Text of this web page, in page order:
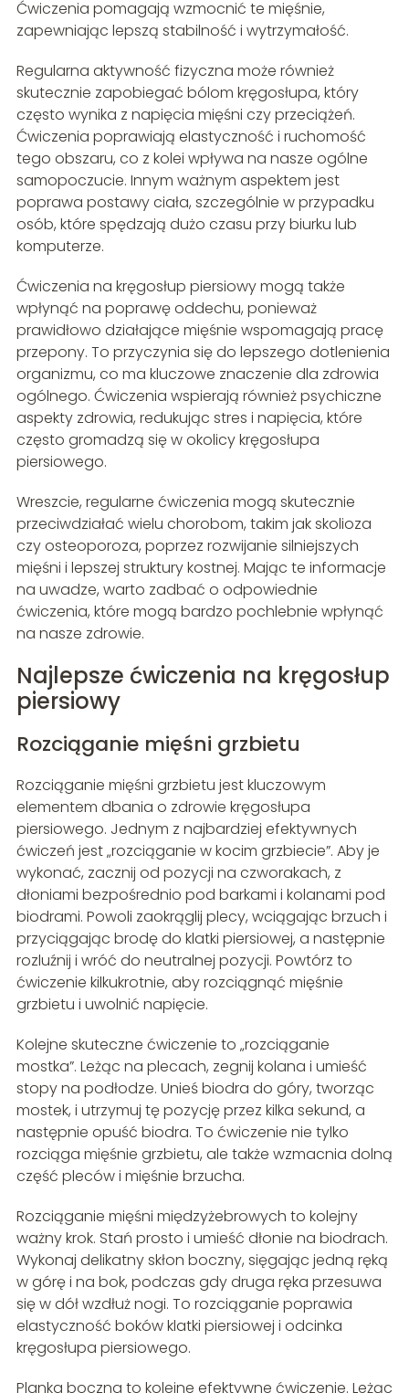
Ćwiczenia pomagają wzmocnić te mięśnie,
zapewniając lepszą stabilność i wytrzymałość.
Regularna aktywność fizyczna może również
skutecznie zapobiegać bólom kręgosłupa, który
często wynika z napięcia mięśni czy przeciążeń.
Ćwiczenia poprawiają elastyczność i ruchomość
tego obszaru, co z kolei wpływa na nasze ogólne
samopoczucie. Innym ważnym aspektem jest
poprawa postawy ciała, szczególnie w przypadku
osób, które spędzają dużo czasu przy biurku lub
komputerze.
Ćwiczenia na kręgosłup piersiowy mogą także
wpłynąć na poprawę oddechu, ponieważ
prawidłowo działające mięśnie wspomagają pracę
przepony. To przyczynia się do lepszego dotlenienia
organizmu, co ma kluczowe znaczenie dla zdrowia
ogólnego. Ćwiczenia wspierają również psychiczne
aspekty zdrowia, redukując stres i napięcia, które
często gromadzą się w okolicy kręgosłupa
piersiowego.
Wreszcie, regularne ćwiczenia mogą skutecznie
przeciwdziałać wielu chorobom, takim jak skolioza
czy osteoporoza, poprzez rozwijanie silniejszych
mięśni i lepszej struktury kostnej. Mając te informacje
na uwadze, warto zadbać o odpowiednie
ćwiczenia, które mogą bardzo pochlebnie wpłynąć
na nasze zdrowie.
Najlepsze ćwiczenia na kręgosłup
piersiowy
Rozciąganie mięśni grzbietu
Rozciąganie mięśni grzbietu jest kluczowym
elementem dbania o zdrowie kręgosłupa
piersiowego. Jednym z najbardziej efektywnych
ćwiczeń jest „rozciąganie w kocim grzbiecie”. Aby je
wykonać, zacznij od pozycji na czworakach, z
dłoniami bezpośrednio pod barkami i kolanami pod
biodrami. Powoli zaokrąglij plecy, wciągając brzuch i
przyciągając brodę do klatki piersiowej, a następnie
rozluźnij i wróć do neutralnej pozycji. Powtórz to
ćwiczenie kilkukrotnie, aby rozciągnąć mięśnie
grzbietu i uwolnić napięcie.
Kolejne skuteczne ćwiczenie to „rozciąganie
mostka”. Leżąc na plecach, zegnij kolana i umieść
stopy na podłodze. Unieś biodra do góry, tworząc
mostek, i utrzymuj tę pozycję przez kilka sekund, a
następnie opuść biodra. To ćwiczenie nie tylko
rozciąga mięśnie grzbietu, ale także wzmacnia dolną
część pleców i mięśnie brzucha.
Rozciąganie mięśni międzyżebrowych to kolejny
ważny krok. Stań prosto i umieść dłonie na biodrach.
Wykonaj delikatny skłon boczny, sięgając jedną ręką
w górę i na bok, podczas gdy druga ręka przesuwa
się w dół wzdłuż nogi. To rozciąganie poprawia
elastyczność boków klatki piersiowej i odcinka
kręgosłupa piersiowego.
Planka boczna to kolejne efektywne ćwiczenie. Leżąc